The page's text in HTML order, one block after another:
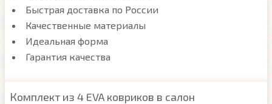
Быстрая доставка по России
Качественные материалы
Идеальная форма
Гарантия качества
Комплект из 4 EVA ковриков в салон